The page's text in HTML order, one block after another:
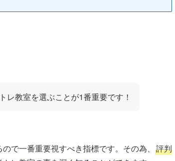
レ教室を選ぶことが1番重要です！
で一番重要視すべき指標です。その為、 評判